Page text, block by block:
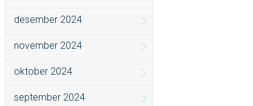
desember 2024
november 2024
oktober 2024
september 2024